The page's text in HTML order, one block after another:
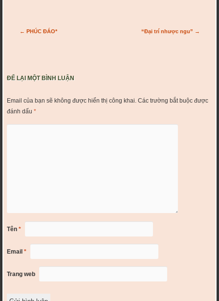
Post navigation
← PHÚC ĐÁO* “Đại trí nhược ngu” →
ĐỂ LẠI MỘT BÌNH LUẬN
Email của bạn sẽ không được hiển thị công khai. Các trường bắt buộc được
đánh dấu *
Tên *
Email *
Trang web